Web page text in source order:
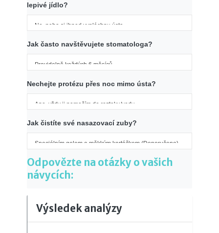
Odpovězte na otázky o vašich
návycích:
Jak čistíte své nasazovací zuby?
Nechejte protézu přes noc mimo ústa?
Jak často navštěvujete stomatologa?
lepivé jídlo?
Výsledek analýzy